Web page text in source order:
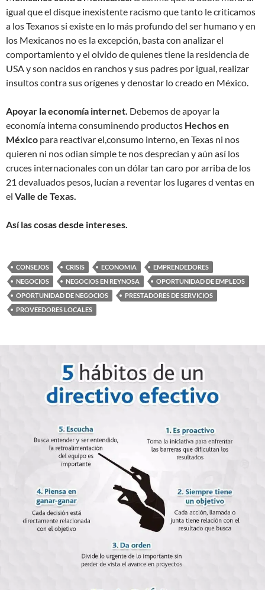
igual que el disque inexistente racismo que tanto le criticamos
a los Texanos si existe en lo más profundo del ser humano y en
los Mexicanos no es la excepción, basta con analizar el
comportamiento y el olvido de quienes tiene la residencia de
USA y son nacidos en ranchos y sus padres por igual, realizar
insultos contra sus orígenes y denostar lo creado en México.
Apoyar la economía internet. Debemos de apoyar la
economía interna consuminendo productos Hechos en
México para reactivar el,consumo interno, en Texas ni nos
quieren ni nos odian simple te nos desprecian y aún así los
cruces internacionales con un dólar tan caro por arriba de los
21 devaluados pesos, lucían a reventar los lugares d ventas en
el Valle de Texas.
Así las cosas desde intereses.
CONSEJOS CRISIS ECONOMIA
EMPRENDEDORES
NEGOCIOS
NEGOCIOS EN REYNOSA
OPORTUNIDAD DE EMPLEOS
OPORTUNIDAD DE NEGOCIOS
PRESTADORES DE SERVICIOS
PROVEEDORES LOCALES